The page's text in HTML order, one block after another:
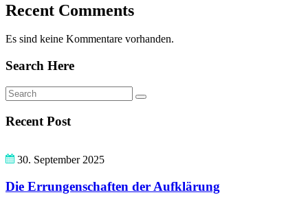
Recent Comments
Es sind keine Kommentare vorhanden.
Search Here
Recent Post
30. September 2025
Die Errungenschaften der Aufklärung